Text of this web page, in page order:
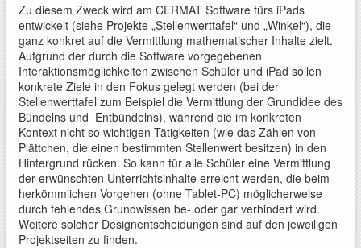
Zu diesem Zweck wird am CERMAT Software fürs iPads
entwickelt (siehe Projekte „Stellenwerttafel“ und „Winkel“), die
ganz konkret auf die Vermittlung mathematischer Inhalte zielt.
Aufgrund der durch die Software vorgegebenen
Interaktionsmöglichkeiten zwischen Schüler und iPad sollen
konkrete Ziele in den Fokus gelegt werden (bei der
Stellenwerttafel zum Beispiel die Vermittlung der Grundidee des
Bündelns und Entbündelns), während die im konkreten
Kontext nicht so wichtigen Tätigkeiten (wie das Zählen von
Plättchen, die einen bestimmten Stellenwert besitzen) in den
Hintergrund rücken. So kann für alle Schüler eine Vermittlung
der erwünschten Unterrichtsinhalte erreicht werden, die beim
herkömmlichen Vorgehen (ohne Tablet-PC) möglicherweise
durch fehlendes Grundwissen be- oder gar verhindert wird.
Weitere solcher Designentscheidungen sind auf den jeweiligen
Projektseiten zu finden.